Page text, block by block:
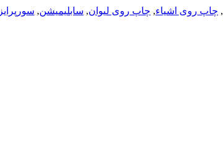
, چاپ روی اشیاء, چاپ روی لیوان, سابلیمیشن, سورپرایز